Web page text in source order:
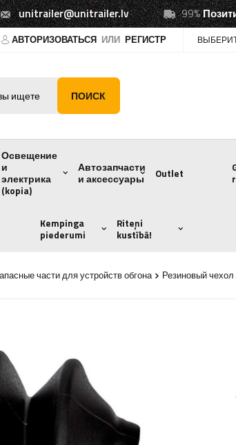
unitrailer@unitrailer.lv 99%
АВТОРИЗОВАТЬСЯ ИЛИ РЕГИСТР
ПОИСК
Освещение
и
электрика
(kopia)
Автозапчасти
и аксессуары
Outlet
Kempinga
piederumi
Riteņi
kustībā!
части для устройств обгона Резиновый чехол